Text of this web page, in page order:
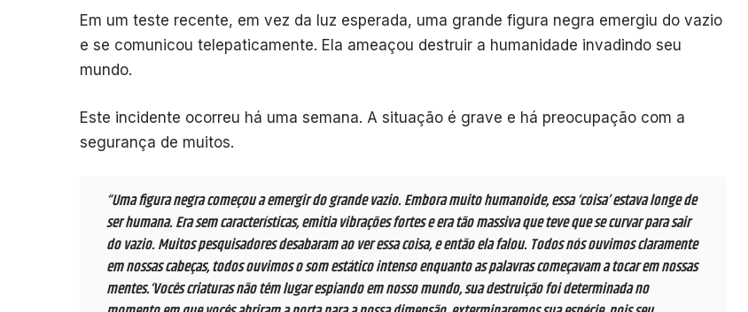
Em um teste recente, em vez da luz esperada, uma grande figura negra emergiu do vazio
e se comunicou telepaticamente. Ela ameaçou destruir a humanidade invadindo seu
mundo.
Este incidente ocorreu há uma semana. A situação é grave e há preocupação com a
segurança de muitos.
“Uma figura negra começou a emergir do grande vazio. Embora muito humanoide, essa ‘coisa’ estava longe de
ser humana. Era sem características, emitia vibrações fortes e era tão massiva que teve que se curvar para sair
do vazio. Muitos pesquisadores desabaram ao ver essa coisa, e então ela falou. Todos nós ouvimos claramente
em nossas cabeças, todos ouvimos o som estático intenso enquanto as palavras começavam a tocar em nossas
mentes.‘Vocês criaturas não têm lugar espiando em nosso mundo, sua destruição foi determinada no